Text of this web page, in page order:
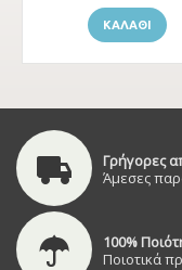
ΚΑΛΆΘΙ
Γρήγορες
Άμεσες
100%
Ποιοτικά